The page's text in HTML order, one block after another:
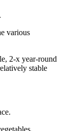
various
2-x year-round
stable